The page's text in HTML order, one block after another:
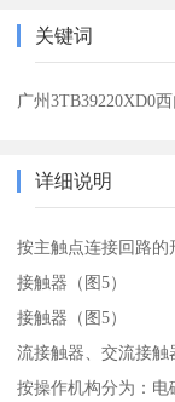
关键词
广州3TB39220XD0
详细说明
按主触点连接回路的
接触器（图5）
接触器（图5）
流接触器、交流接触
按操作机构分为：电